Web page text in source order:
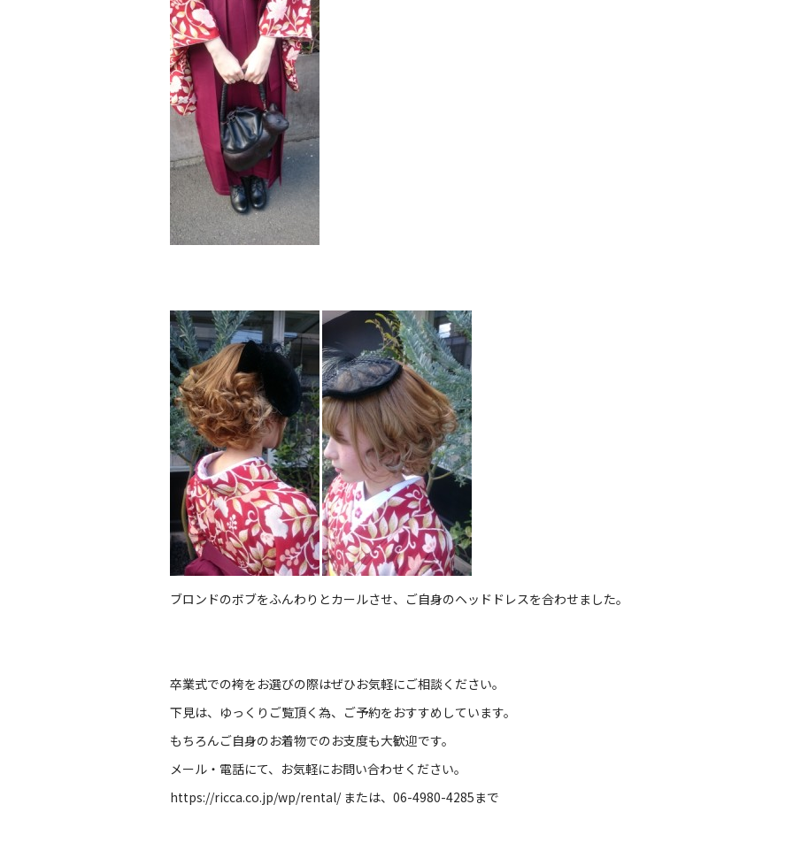
ブロンドのボブをふんわりとカールさせ、ご自身のヘッドドレスを合わせました。
卒業式での袴をお選びの際はぜひお気軽にご相談ください。
下見は、ゆっくりご覧頂く為、ご予約をおすすめしています。
もちろんご自身のお着物でのお支度も大歓迎です。
メール・電話にて、お気軽にお問い合わせください。
https://ricca.co.jp/wp/rental/または、06-4980-4285まで